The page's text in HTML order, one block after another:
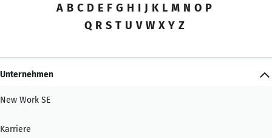
A B C D E F G H I J K L M N O P
Q R S T U V W X Y Z
Unternehmen
New Work SE
Karriere